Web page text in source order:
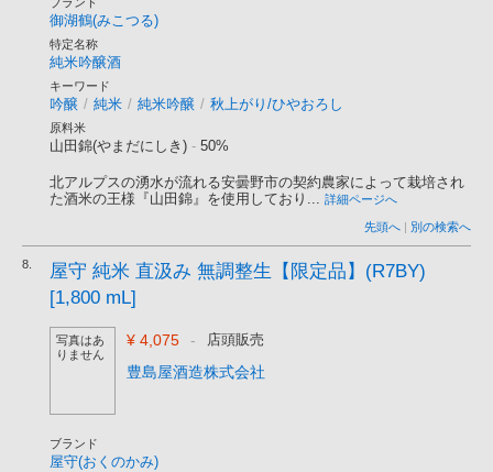
御湖鶴(みこつる)
特定名称
純米吟醸酒
キーワード
吟醸 / 純米 / 純米吟醸 / 秋上がり/ひやおろし
原料米
山田錦(やまだにしき) - 50%
北アルプスの湧水が流れる安曇野市の契約農家によって栽培され
た酒米の王様『山田錦』を使用しており... 詳細ページへ
先頭へ | 別の検索へ
8.
屋守 純米 直汲み 無調整生【限定品】(R7BY)
[1,800 mL]
写真はあ
りません
¥ 4,075 - 店頭販売
豊島屋酒造株式会社
ブランド
屋守(おくのかみ)